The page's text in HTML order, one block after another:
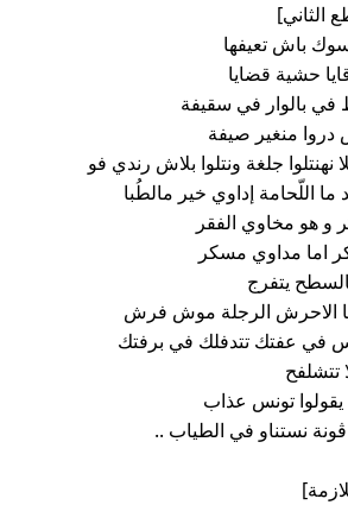
الثاني]
باش تعيفها
في بالوار في سقيفة
جلغة ونتلوا بلاش رندي فو
اللّحامة إداوي خير مالطُبا
و هو مخاوي الفقر
اما مداوي مسكر
يتفرج
الاحرش الرجلة موش فرش
في عفتك تتدفلك في برفتك
تتشلفح
تونس عذاب
نستناو في الطياب ..